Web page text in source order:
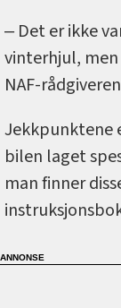
‒ Det er ikke
vinterhjul,
NAF-
Jekkpunktene
bilen laget
man finner